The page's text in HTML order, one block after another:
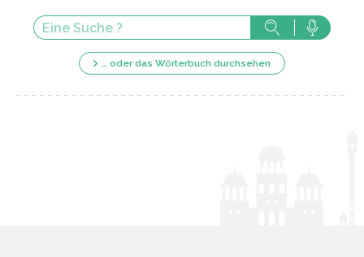
… oder das Wörterbuch durchsehen